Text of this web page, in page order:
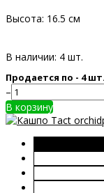
Высота: 16.5 см
В наличии: 4 шт.
Продается по - 4 шт.
–
В корзину